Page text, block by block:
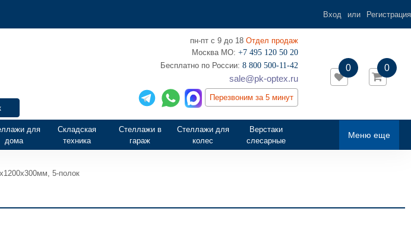
Вход или Регистрация
пн-пт с 9 до 18 Отдел продаж
Москва МО: +7 495 120 50 20
‎Бесплатно по России: 8 800 500-11-42
sale@pk-optex.ru
Перезвоним за 5 минут
0
0
Меню еще
для
дома
Складская
техника
Стеллажи в
гараж
Стеллажи для
колес
Верстаки
слесарные
5-полок